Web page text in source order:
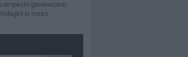
campestri giovinazzesi.
Indagini in corso